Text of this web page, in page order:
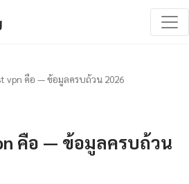
vpn คือ — ข้อมูลครบถ้วน 2026
คือ — ข้อมูลครบถ้วน